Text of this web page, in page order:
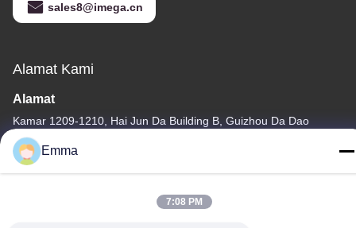
sales8@imega.cn
Alamat Kami
Alamat
Kamar 1209-1210, Hai Jun Da Building B, Guizhou Da Dao
Zhong, Ronggui, Shunde, Foshan, Guangdong, Cina
tel
Emma
7:08 PM